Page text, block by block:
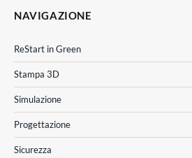
NAVIGAZIONE
ReStart in Green
Stampa 3D
Simulazione
Progettazione
Sicurezza